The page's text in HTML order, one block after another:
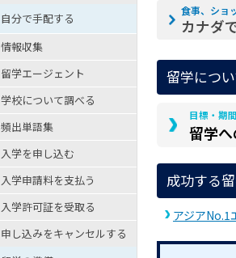
食事、ショ
カナダ
留学につ
目標・期
留学
成功する
アジアNo.1
自分で手配する
情報収集
留学エージェント
学校について調べる
頻出単語集
入学を申し込む
入学申請料を支払う
入学許可証を受取る
申し込みをキャンセルする